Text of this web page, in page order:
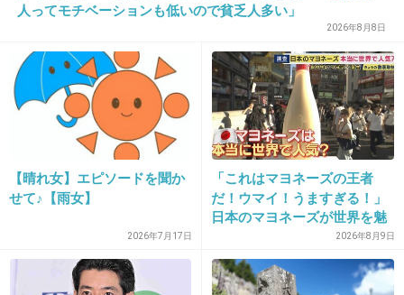
21. 匿名2016/04/27(水) 18:21:10
また人の悪口ですか？
+335 -120
22. 匿名 2016/04/27(水) 18:21:21
紅の豚の方がかっこいいー！！
+98 -171
人ってモチベーションも低いので貧乏人多い」
2026年8月8日
【晴れ女】エピソードを聞か
せて♪【雨女】
2026年7月17日
「これはマヨネーズの王者
だ！ウマイ！うますぎる！」
日本のマヨネーズが世界を魅
了 「ソース類」の輸出額が
過去最高を更新 人気の裏に
は卵黄のコク
2026年8月9日